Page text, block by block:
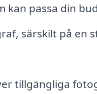
kan passa din
särskilt på en
tillgängliga